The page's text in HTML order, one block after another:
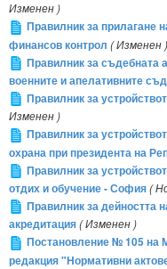
Изменен )
Правилник за прилагане
финансов контрол ( Изменен )
Правилник за съдебната
военните и апелативните
Правилник за
Изменен )
Правилник за
охрана при президента на
Правилник за
отдих и обучение - София(
Правилник за дейността
акредитация( Изменен )
Постановление № 105 на
редакция "Нормативни